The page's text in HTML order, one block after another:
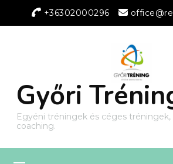
+36302000296
Győri
Egyéni tréningek és céges
coaching.